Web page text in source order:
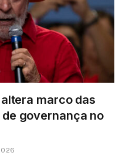
marco das
governança no